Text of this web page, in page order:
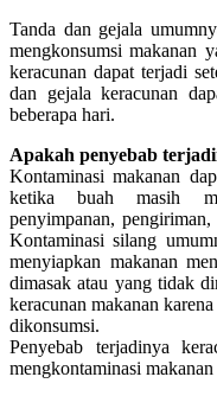
Tanda dan gejala
mengkonsumsi makanan
keracunan dapat terjadi
dan gejala keracunan
beberapa hari.
Apakah penyebab
Kontaminasi makanan
ketika buah masih
penyimpanan,
Kontaminasi silang
menyiapkan makanan
dimasak atau yang tidak
keracunan makanan
dikonsumsi.
Penyebab terjadinya
mengkontaminasi makanan